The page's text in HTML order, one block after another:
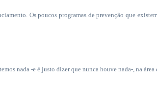
Os poucos programas de prevenção que
nada -e é justo dizer que nunca houve nada-, na